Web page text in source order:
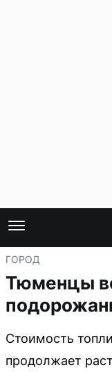
ГОРОД
Тюменцы
Стоимость
продолжает